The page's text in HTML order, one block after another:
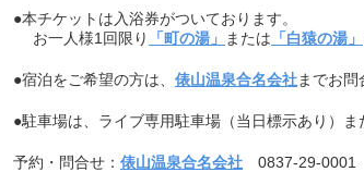
●本チケットは入浴券がついております。
お一人様1回限り
「町の湯」 または 「白猿の湯」
●宿泊をご希望の方は、 俵山温泉合名会社までお問
●駐車場は、ライブ専用駐車場（当日標示あり）
予約・問合せ： 俵山温泉合名会社 0837-29-0001